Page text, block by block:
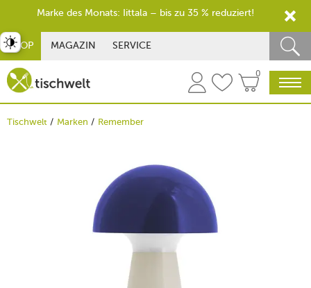
SHOP MAGAZIN SERVICE
0
Tischwelt Marken Remember
umschalten
Marke des Monats: Iittala – bis zu 35 % reduziert!